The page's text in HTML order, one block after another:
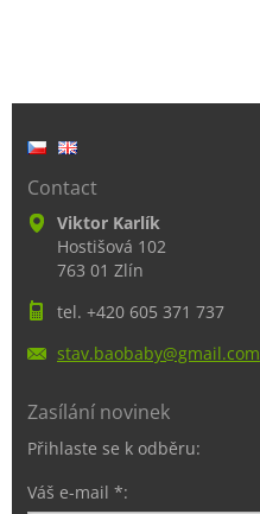
Contact
Viktor Karlík
Hostišová 102
763 01 Zlín
tel. +420 605 371 737
stav.baobaby@gmail.com
Zasílání novinek
Přihlaste se k odběru:
Váš e-mail *: